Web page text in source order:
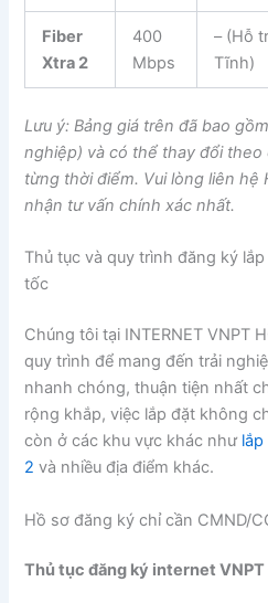
Fiber
Xtra 2
400
Mbps
– (Hỗ
Tĩnh)
Lưu ý: Bảng giá trên đã bao
nghiệp) và có thể thay đổi theo
từng thời điểm. Vui lòng liên hệ
nhận tư vấn chính xác nhất.
Thủ tục và quy trình đăng ký
tốc
Chúng tôi tại INTERNET VNPT
quy trình để mang đến trải
nhanh chóng, thuận tiện nhất
rộng khắp, việc lắp đặt không
còn ở các khu vực khác như
2 và nhiều địa điểm khác.
Hồ sơ đăng ký chỉ cần CMND/
Thủ tục đăng ký internet VNPT